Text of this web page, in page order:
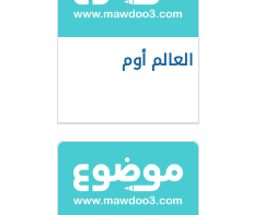
العالم أوم